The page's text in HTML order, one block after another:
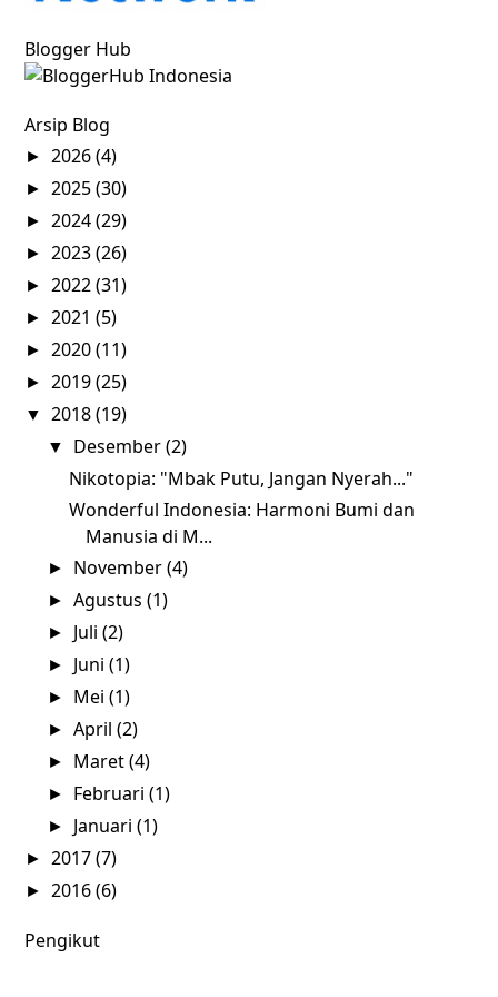
Blogger Hub
Arsip Blog
► 2026(4)
► 2025(30)
► 2024(29)
► 2023(26)
► 2022(31)
► 2021(5)
► 2020(11)
► 2019(25)
▼ 2018(19)
▼ Desember(2)
Nikotopia: "Mbak Putu, Jangan Nyerah..."
Wonderful Indonesia: Harmoni Bumi dan
Manusia di M...
► November(4)
► Agustus (1)
► Juli (2)
► Juni (1)
► Mei (1)
► April (2)
► Maret(4)
► Februari (1)
► Januari (1)
► 2017(7)
► 2016(6)
Pengikut